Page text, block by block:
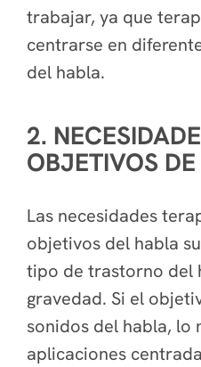
trabajar, ya que
centrarse en
del habla.
2.
OBJETIVOS
Las necesidades
objetivos del habla
tipo de trastorno del
gravedad. Si el
sonidos del habla, lo
aplicaciones